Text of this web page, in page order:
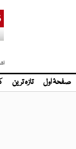
صفحۂ اول تازہ ترین